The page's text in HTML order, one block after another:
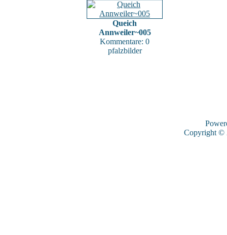
Queich
Annweiler~005
Kommentare: 0
pfalzbilder
Copyright ©